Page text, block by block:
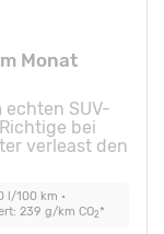
Monat
echten SUV-
bei
verleast den
l/100 km •
239 g/km CO2*